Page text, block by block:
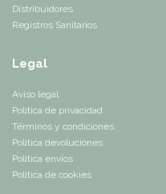
Distribuidores
Registros Sanitarios
Legal
Aviso legal
Política de privacidad
Términos y condiciones
Política devoluciones
Política envíos
Política de cookies